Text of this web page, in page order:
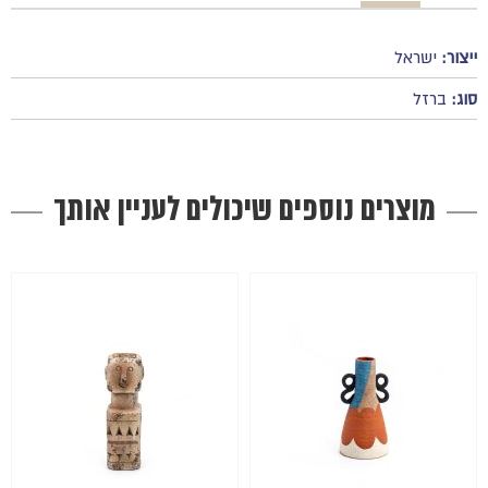
ייצור: ישראל
סוג: ברזל
מוצרים נוספים שיכולים לעניין אותך